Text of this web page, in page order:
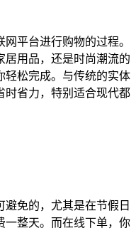
平台进行购物的过程。
居用品，还是时尚潮流的
轻松完成。与传统的实体
时省力，特别适合现代都
免的，尤其是在节假日
一整天。而在线下单，你